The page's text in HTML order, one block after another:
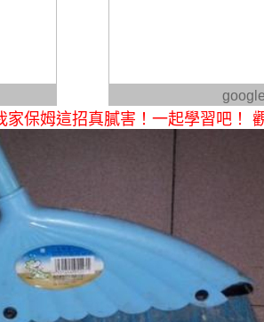
保姆這招真膩害！一起學習吧！